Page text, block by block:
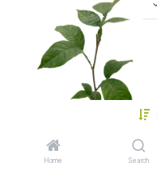
Home Search
PACAY H25 CM APROX. /